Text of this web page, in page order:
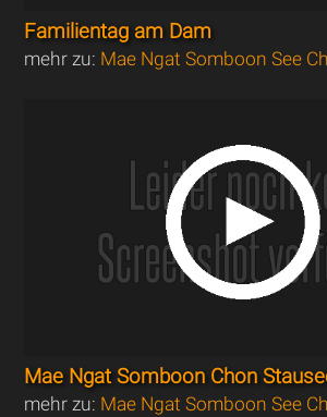
Familientag am Dam
mehr zu: Mae Ngat Somboon See
Mae Ngat Somboon Chon
mehr zu: Mae Ngat Somboon See